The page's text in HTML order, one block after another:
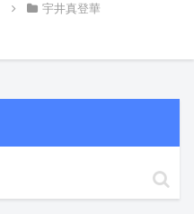
宇井真登華